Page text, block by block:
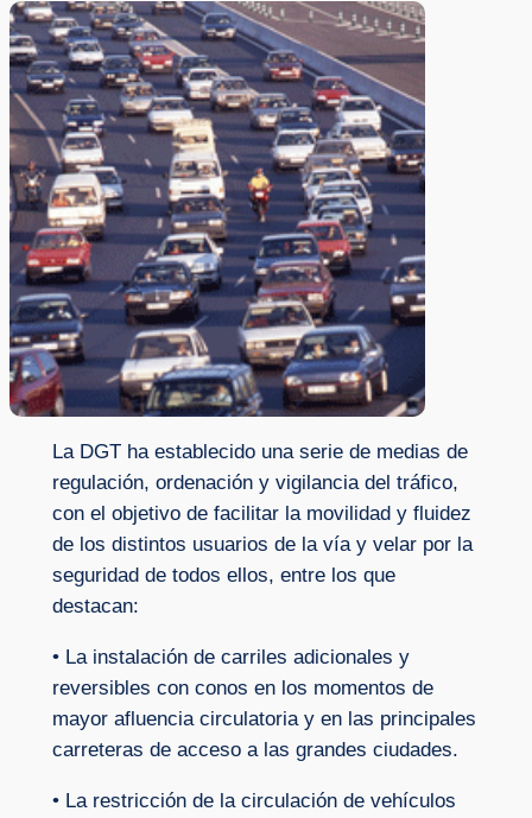
La DGT ha establecido una serie de medias de
regulación, ordenación y vigilancia del tráfico,
con el objetivo de facilitar la movilidad y fluidez
de los distintos usuarios de la vía y velar por la
seguridad de todos ellos, entre los que
destacan:
• La instalación de carriles adicionales y
reversibles con conos en los momentos de
mayor afluencia circulatoria y en las principales
carreteras de acceso a las grandes ciudades.
• La restricción de la circulación de vehículos